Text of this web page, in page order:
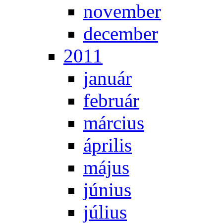
no­vem­ber
de­cem­ber
2011
ja­nu­ár
feb­ru­ár
már­ci­us
áp­ri­lis
má­jus
jú­ni­us
jú­li­us